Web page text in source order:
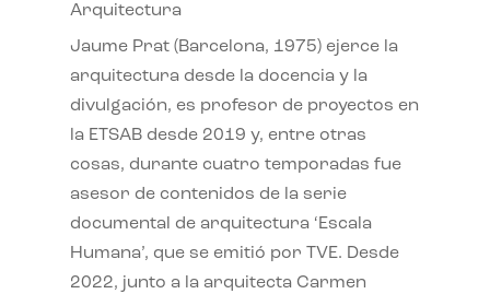
Arquitectura
Jaume Prat (Barcelona, 1975) ejerce la
arquitectura desde la docencia y la
divulgación, es profesor de proyectos en
la ETSAB desde 2019 y, entre otras
cosas, durante cuatro temporadas fue
asesor de contenidos de la serie
documental de arquitectura ‘Escala
Humana’, que se emitió por TVE. Desde
2022, junto a la arquitecta Carmen